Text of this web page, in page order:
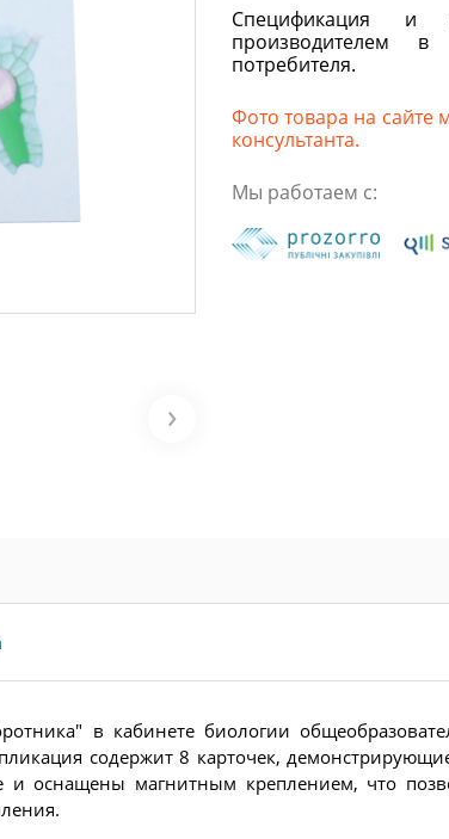
Спецификация и
производителем в
потребителя.
Фото товара на сайте
консультанта.
Мы работаем с:
в кабинете биологии
содержит 8 карточек,
оснащены магнитным креплением, что